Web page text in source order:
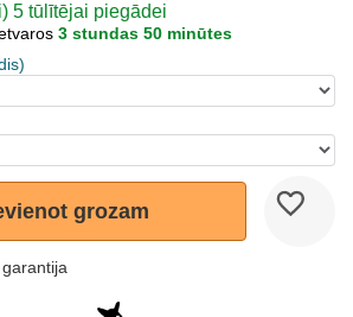
5 tūlītējai piegādei
3 stundas 50 minūtes
grozam